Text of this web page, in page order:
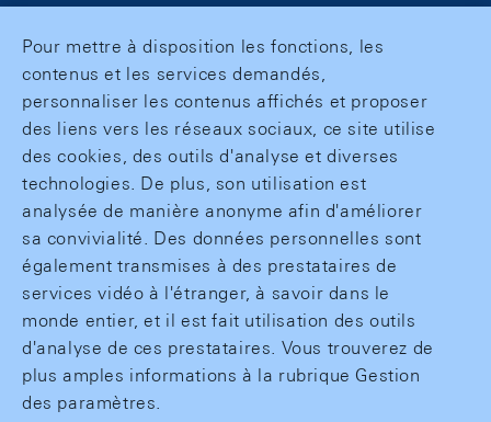
Pour mettre à disposition les fonctions, les
contenus et les services demandés,
personnaliser les contenus affichés et proposer
des liens vers les réseaux sociaux, ce site utilise
des cookies, des outils d'analyse et diverses
technologies. De plus, son utilisation est
analysée de manière anonyme afin d'améliorer
sa convivialité. Des données personnelles sont
également transmises à des prestataires de
services vidéo à l'étranger, à savoir dans le
monde entier, et il est fait utilisation des outils
d'analyse de ces prestataires. Vous trouverez de
plus amples informations à la rubrique Gestion
des paramètres.